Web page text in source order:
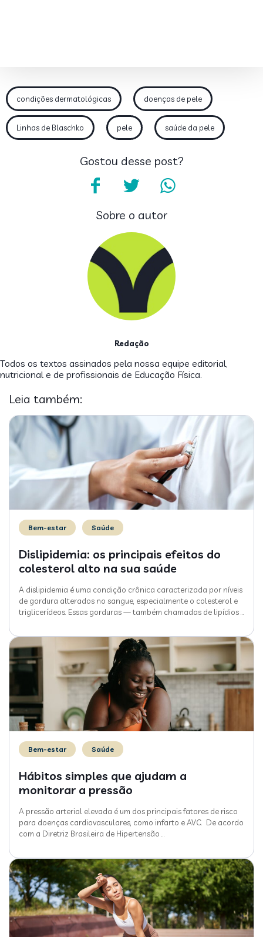
condições dermatológicas doenças de pele
Linhas de Blaschko pele saúde da pele
Gostou desse post?
Sobre o autor
Redação
Todos os textos assinados pela nossa equipe editorial,
nutricional e de profissionais de Educação Física.
Leia também:
Bem-estar Saúde
Dislipidemia: os principais efeitos do
colesterol alto na sua saúde
A dislipidemia é uma condição crônica caracterizada por níveis
de gordura alterados no sangue, especialmente o colesterol e
triglicerídeos. Essas gorduras — também chamadas de lipídios
Bem-estar Saúde
Hábitos simples que ajudam a
monitorar a pressão
A pressão arterial elevada é um dos principais fatores de risco
para doenças cardiovasculares, como infarto e AVC. De acordo
com a Diretriz Brasileira de Hipertensão